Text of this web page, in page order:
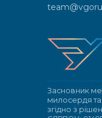
Засновник
милосердя
згідно з